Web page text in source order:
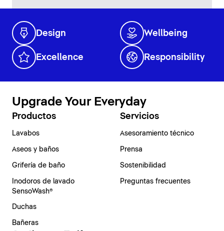
Design Wellbeing
Excellence Responsibility
Upgrade Your Everyday
Productos
Lavabos
Aseos y baños
Grifería de baño
Inodoros de lavado
SensoWash®
Duchas
Bañeras
Servicios
Asesoramiento técnico
Prensa
Sostenibilidad
Preguntas frecuentes